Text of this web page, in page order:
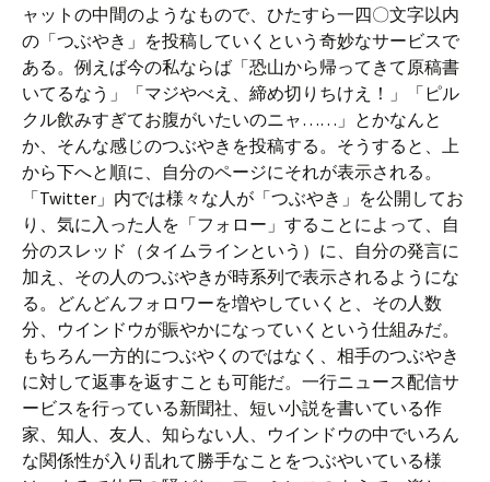
ャットの中間のようなもので、ひたすら一四〇文字以内
の「つぶやき」を投稿していくという奇妙なサービスで
ある。例えば今の私ならば「恐山から帰ってきて原稿書
いてるなう」「マジやべえ、締め切りちけえ！」「ピル
クル飲みすぎてお腹がいたいのニャ……」とかなんと
か、そんな感じのつぶやきを投稿する。そうすると、上
から下へと順に、自分のページにそれが表示される。
「Twitter」内では様々な人が「つぶやき」を公開してお
り、気に入った人を「フォロー」することによって、自
分のスレッド（タイムラインという）に、自分の発言に
加え、その人のつぶやきが時系列で表示されるようにな
る。どんどんフォロワーを増やしていくと、その人数
分、ウインドウが賑やかになっていくという仕組みだ。
もちろん一方的につぶやくのではなく、相手のつぶやき
に対して返事を返すことも可能だ。一行ニュース配信サ
ービスを行っている新聞社、短い小説を書いている作
家、知人、友人、知らない人、ウインドウの中でいろん
な関係性が入り乱れて勝手なことをつぶやいている様